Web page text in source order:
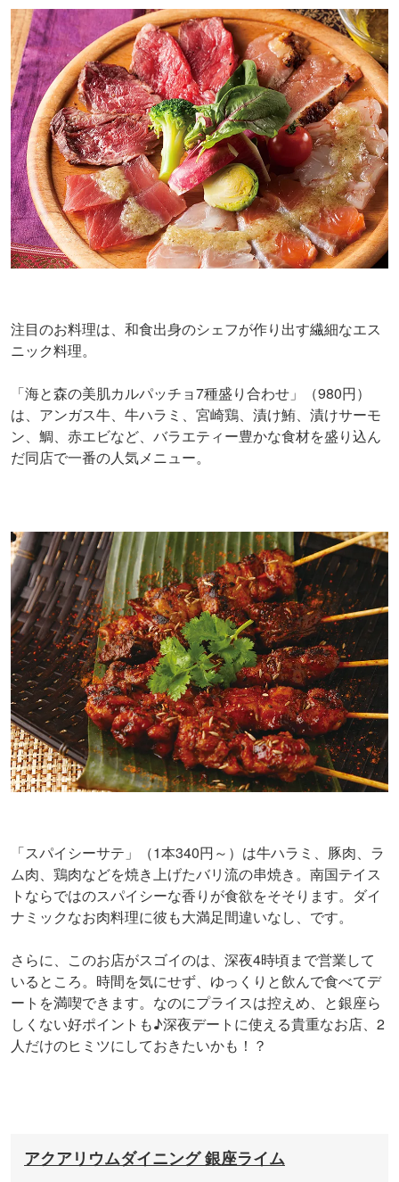
注目のお料理は、和食出身のシェフが作り出す繊細なエス
ニック料理。
「海と森の美肌カルパッチョ7種盛り合わせ」（980円）
は、アンガス牛、牛ハラミ、宮崎鶏、漬け鮪、漬けサーモ
ン、鯛、赤エビなど、バラエティー豊かな食材を盛り込ん
だ同店で一番の人気メニュー。
「スパイシーサテ」（1本340円～）は牛ハラミ、豚肉、ラ
ム肉、鶏肉などを焼き上げたバリ流の串焼き。南国テイス
トならではのスパイシーな香りが食欲をそそります。ダイ
ナミックなお肉料理に彼も大満足間違いなし、です。
さらに、このお店がスゴイのは、深夜4時頃まで営業して
いるところ。時間を気にせず、ゆっくりと飲んで食べてデ
ートを満喫できます。なのにプライスは控えめ、と銀座ら
しくない好ポイントも♪深夜デートに使える貴重なお店、2
人だけのヒミツにしておきたいかも！？
アクアリウムダイニング 銀座ライム